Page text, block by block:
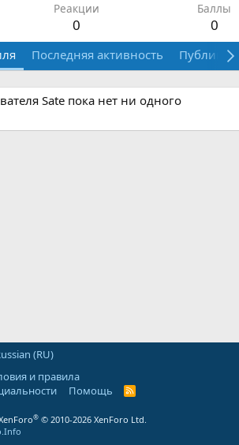
Реакции
0
Баллы
0
Последняя активность
Sate пока нет ни одного
(RU)
и правила
Помощь
R
® © 2010-2026 XenForo Ltd.